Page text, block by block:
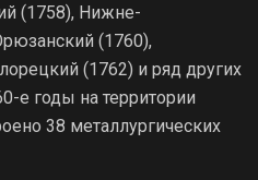
(1758), Нижне-
(1760),
(1762) и ряд других
е годы на территории
38 металлургических